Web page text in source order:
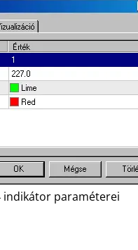
indikátor paraméterei